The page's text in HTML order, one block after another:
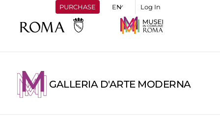
PURCHASE Log In
GALLERIA D'ARTE MODERNA